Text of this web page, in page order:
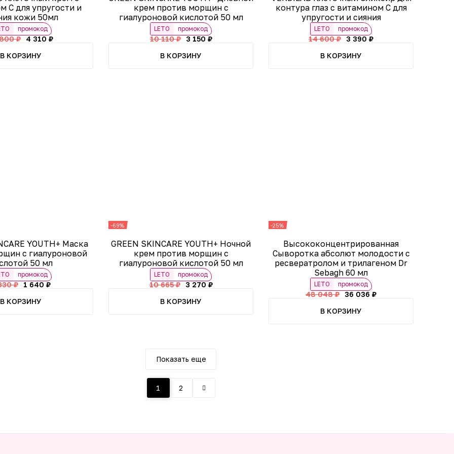
С для упругости и
кожи 50мл
промокод
₽
4 310 ₽
В КОРЗИНУ
крем против морщин с
гиалуроновой кислотой 50 мл
LETO промокод
10 110 ₽
3 150 ₽
В КОРЗИНУ
контура глаз с витамином С для
упругости и сияния
LETO промокод
14 600 ₽
3 390 ₽
В КОРЗИНУ
YOUTH+ Маска
с гиалуроновой
50 мл
промокод
₽
1 640 ₽
В КОРЗИНУ
-69%
GREEN SKINCARE YOUTH+ Ночной
крем против морщин с
гиалуроновой кислотой 50 мл
LETO промокод
10 665 ₽
3 270 ₽
В КОРЗИНУ
-25%
Высококонцентрированная
Сыворотка абсолют молодости с
ресвератролом и трилагеном Dr
Sebagh 60 мл
LETO промокод
48 048 ₽
36 036 ₽
В КОРЗИНУ
Показать еще
1 2